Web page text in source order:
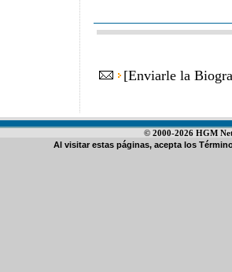
[Enviarle la
© 2000-2026 HGM
Al visitar estas páginas, acepta los